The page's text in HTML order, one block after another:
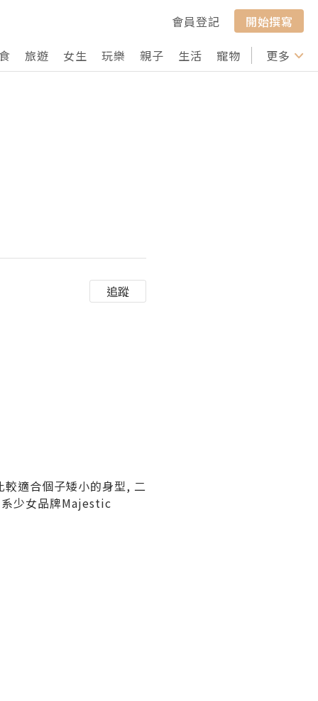
會員登記
開始撰寫
旅遊 女生 玩樂 親子 生活 寵物 行山 打卡
更多
追蹤
適合個子矮小的身型, 二
少女品牌Majestic